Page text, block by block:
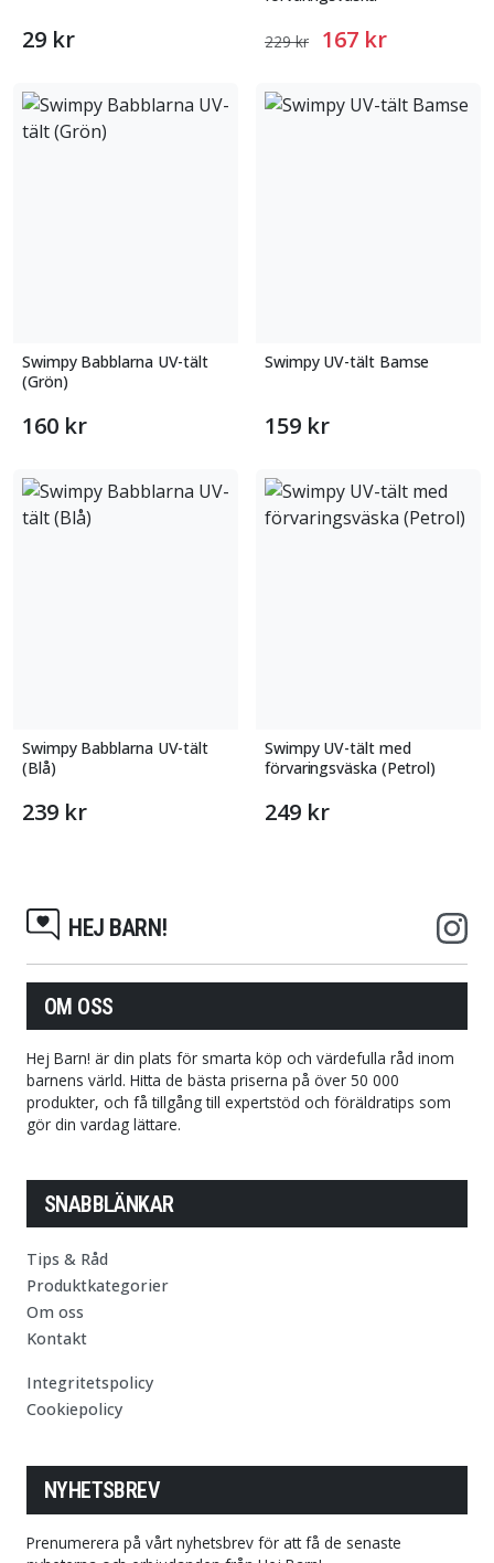
29 kr 229 kr 167 kr
Swimpy Babblarna UV-tält
(Grön)
160 kr
Swimpy UV-tält Bamse
159 kr
Swimpy Babblarna UV-tält
(Blå)
239 kr
Swimpy UV-tält med
förvaringsväska (Petrol)
249 kr
HEJ BARN!
OM OSS
Hej Barn! är din plats för smarta köp och värdefulla råd inom
barnens värld. Hitta de bästa priserna på över 50 000
produkter, och få tillgång till expertstöd och föräldratips som
gör din vardag lättare.
SNABBLÄNKAR
Tips & Råd
Produktkategorier
Om oss
Kontakt
Integritetspolicy
Cookiepolicy
NYHETSBREV
Prenumerera på vårt nyhetsbrev för att få de senaste